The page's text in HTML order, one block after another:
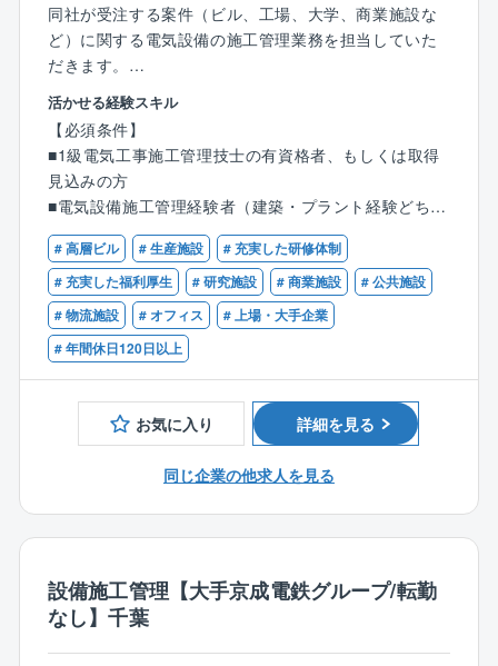
同社が受注する案件（ビル、工場、大学、商業施設な
ど）に関する電気設備の施工管理業務を担当していた
だきます。
※エリアは東海エリアとなります。
※出張が発生することもございますが、企業負担で宿舎
を利用いただけます。
※工事規模は、数千万円以上となり、スケールの大きな
工事を担当いただけます。ビルや工場、商業施設とい
った建物の電気設備を扱う施設統括本部か地中送電線
や架空線といった電力関連の設備を扱う電力事業部へ
の配属となります。ご本人の経験とご希望に沿って検
討いたします。
■就業環境について：中期経営計画「VISION24」にお
施策の再構築」を掲げ、労働環境の改善に向けて、積
極的な取り組みを行っております。
残業が超過する場合、マネジメント管理されている
為、超えないよう別部署からの応援があります。また
・フレックスタイム制
コアタイム：10:00～15:00
フレキシブルタイム：8:45～10:00、15:00～17:30
・休憩時間：50分（12:00～12:50）
活かせる経験スキル
【必須条件】
■1級電気工事施工管理技士の有資格者、もしくは取得
見込みの方
■電気設備施工管理経験者（建築・プラント経験どちら
でも可）
# 高層ビル # 生産施設
# 充実した研修体制
# 充実した福利厚生
# 研究施設 # 商業施設
# 公共施設
# 物流施設
# オフィス
# 上場・大手企業
# 年間休日120日以上
お気に入り 詳細を見る
同じ企業の他求人を見る
設備施工管理【大手京成電鉄グループ/転勤
なし】千葉